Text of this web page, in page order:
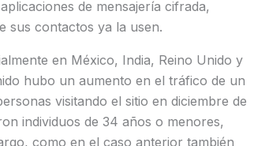
de mensajería cifrada,
sus contactos ya la usen.
en México, India, Reino Unido y
hubo un aumento en el tráfico de un
visitando el sitio en diciembre de
individuos de 34 años o menores,
como en el caso anterior también